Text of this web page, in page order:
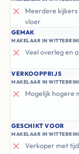
Meerdere kijkers
vloer
GEMAK
MAKELAAR IN
Veel overleg en
VERKOOPPRIJS
MAKELAAR IN
Mogelijk hogere
GESCHIKT VOOR
MAKELAAR IN
Verkoper met